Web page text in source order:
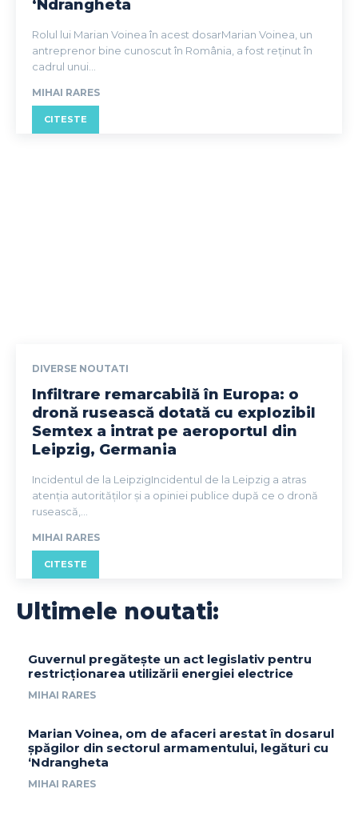
‘Ndrangheta
Rolul lui Marian Voinea în acest dosarMarian Voinea, un
antreprenor bine cunoscut în România, a fost reținut în
cadrul unui...
MIHAI RARES
CITESTE
DIVERSE NOUTATI
Infiltrare remarcabilă în Europa: o
dronă rusească dotată cu explozibil
Semtex a intrat pe aeroportul din
Leipzig, Germania
Incidentul de la LeipzigIncidentul de la Leipzig a atras
atenția autorităților și a opiniei publice după ce o dronă
rusească,...
MIHAI RARES
CITESTE
Ultimele noutati:
Guvernul pregătește un act legislativ pentru
restricționarea utilizării energiei electrice
MIHAI RARES
Marian Voinea, om de afaceri arestat în dosarul
șpăgilor din sectorul armamentului, legături cu
‘Ndrangheta
MIHAI RARES